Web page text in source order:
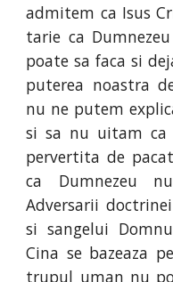
admitem ca Isus
tarie ca
poate sa faca si
puterea noastra
nu ne putem
si sa nu uitam ca
pervertita de
ca Dumnezeu
Adversarii
si sangelui
Cina se bazeaza
trupul uman nu